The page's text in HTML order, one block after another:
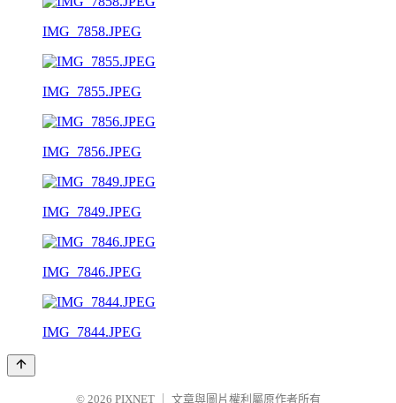
IMG_7858.JPEG
IMG_7855.JPEG
IMG_7856.JPEG
IMG_7849.JPEG
IMG_7846.JPEG
IMG_7844.JPEG
© 2026 PIXNET 文章與圖片權利屬原作者所有